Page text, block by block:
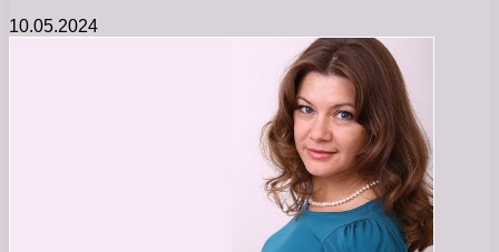
10.05.2024